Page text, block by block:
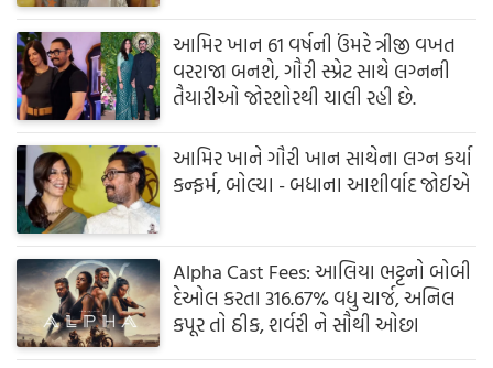
આમિર ખાન 61 વર્ષની ઉંમરે ત્રીજી વખત
વરરાજા બનશે, ગૌરી સ્પ્રેટ સાથે લગ્નની
તૈયારીઓ જોરશોરથી ચાલી રહી છે.
આમિર ખાને ગૌરી ખાન સાથેના લગ્ન કર્યા
કન્ફર્મ, બોલ્યા - બધાના આશીર્વાદ જોઈએ
Alpha Cast Fees: આલિયા ભટ્ટનો બોબી
દેઓલ કરતા 316.67% વધુ ચાર્જ, અનિલ
કપૂર તો ઠીક, શર્વરી ને સૌથી ઓછા